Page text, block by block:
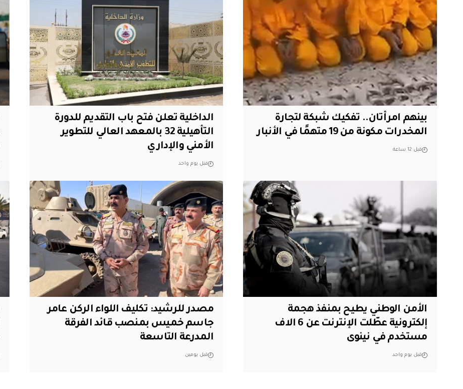
بينهم امرأتان.. تفكيك شبكة لتجارة
المخدرات مكونة من 19 متهمًا في الأنبار
قبل 12 ساعة
الداخلية تعلن فتح باب التقديم للدورة
التأهيلية 32 بالمعهد العالي للتطوير
الأمني والإداري
قبل يوم واحد
الأمن الوطني يطيح بمنفذ هجمة
إلكترونية عطّلت الإنترنت عن 6 الاف
مستخدم في نينوى
قبل يوم واحد
مصدر للرشيد: تكليف اللواء الركن عامر
جاسم خميس بمنصب قائد الفرقة
المدرعة التاسعة
قبل يومين